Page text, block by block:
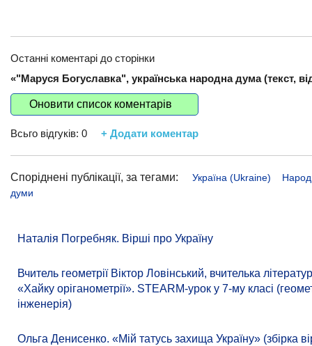
Останні коментарі до сторінки
«"Маруся Богуславка", українська народна дума (текст,
Оновити список коментарів
Всьго відгуків: 0 + Додати коментар
Споріднені публікації, за тегами: Україна (Ukraine)
Народ
думи
Наталія Погребняк. Вірші про Україну
Вчитель геометрії Віктор Ловінський, вчителька
«Хайку оріганометрії». STEARM-урок у 7-му класі
інженерія)
Ольга Денисенко. «Мій татусь захища Україну» (збірка